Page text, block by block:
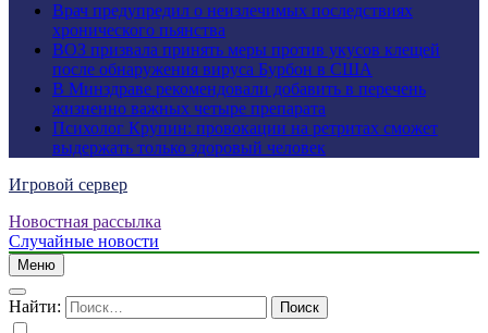
Врач предупредил о неизлечимых последствиях
хронического пьянства
ВОЗ призвала принять меры против укусов клещей
после обнаружения вируса Бурбон в США
В Минздраве рекомендовали добавить в перечень
жизненно важных четыре препарата
Психолог Крупин: провокации на ретритах сможет
выдержать только здоровый человек
Игровой сервер
Новостная рассылка
Случайные новости
Меню
Найти: